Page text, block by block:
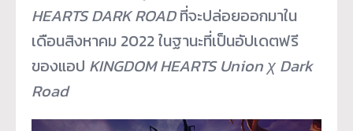
HEARTS DARK ROADที่จะปล่อยออกมาใน
เดือนสิงหาคม 2022 ในฐานะที่เป็นอัปเดตฟรี
ของแอป KINGDOM HEARTS Union χ Dark
Road